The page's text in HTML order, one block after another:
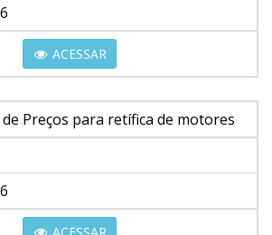
ACESSAR
Preços para retífica de motores